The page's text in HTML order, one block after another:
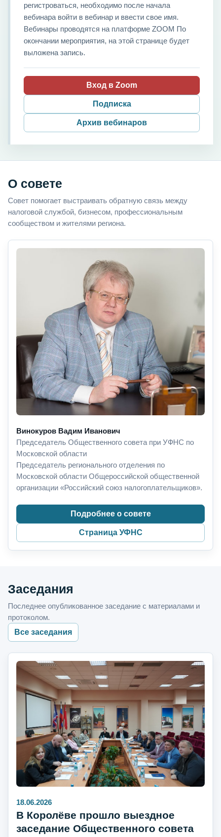
регистроваться, необходимо после начала
вебинара войти в вебинар и ввести свое имя.
Вебинары проводятся на платформе ZOOM По
окончании мероприятия, на этой странице будет
выложена запись.
Вход в Zoom
Подписка
Архив вебинаров
О совете
Совет помогает выстраивать обратную связь между
налоговой службой, бизнесом, профессиональным
сообществом и жителями региона.
Винокуров Вадим Иванович
Председатель Общественного совета при УФНС по
Московской области
Председатель регионального отделения по
Московской области Общероссийской общественной
организации «Российский союз налогоплательщиков».
Подробнее о совете
Страница УФНС
Заседания
Последнее опубликованное заседание с материалами и
протоколом.
Все заседания
18.06.2026
В Королёве прошло выездное
заседание Общественного совета